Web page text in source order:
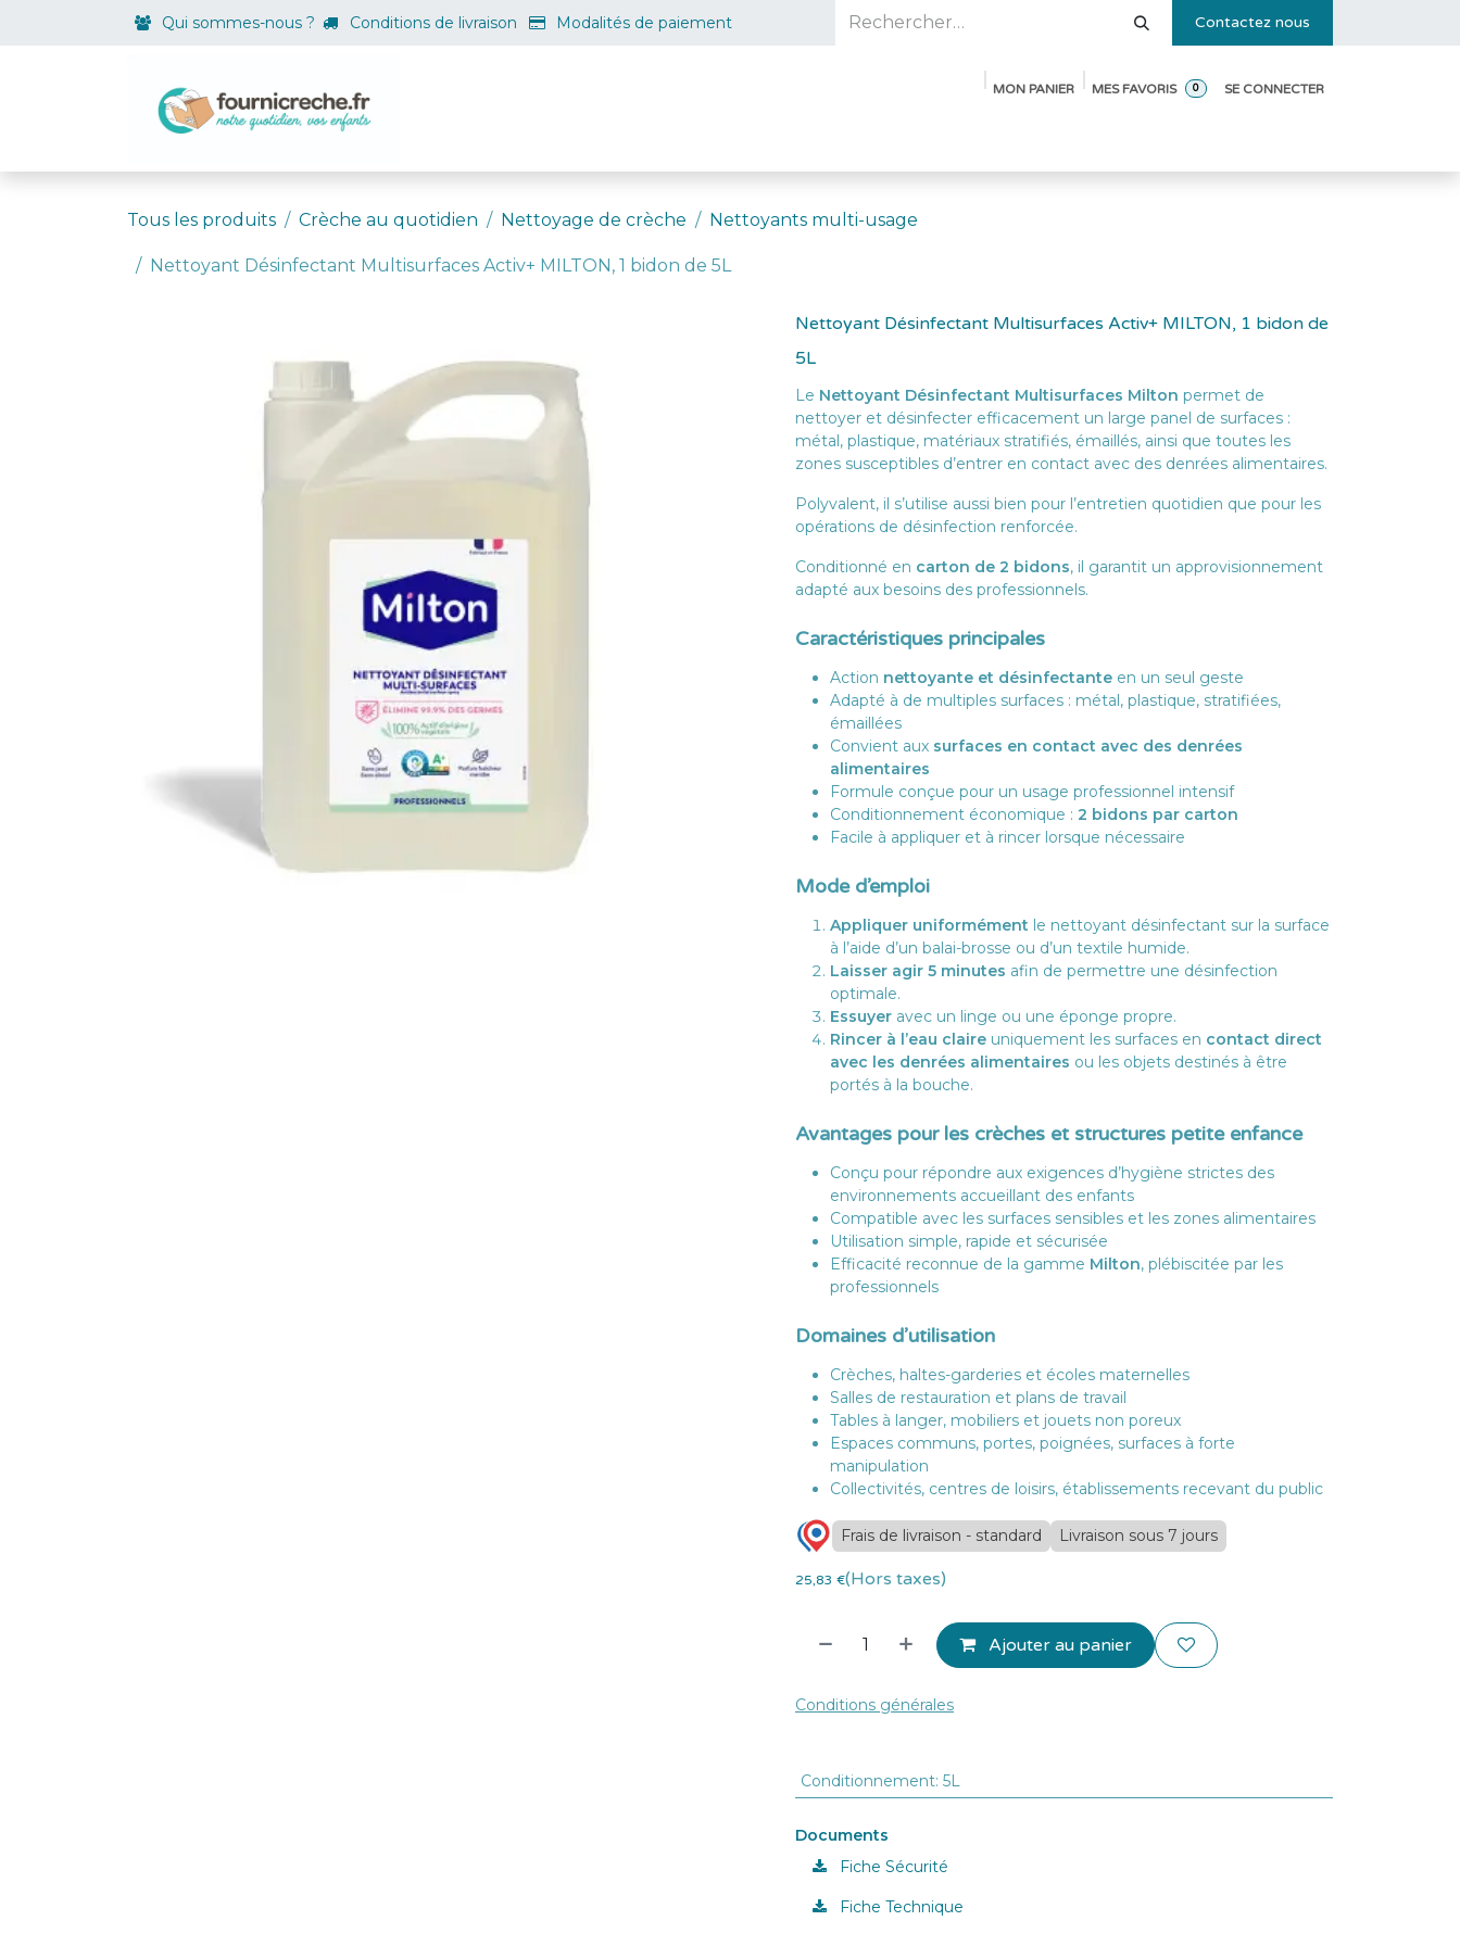
Se rendre au contenuQui sommes-nous ? Conditions de livraison Modalités de paiement Contactez nous
MON PANIER 0
MES FAVORIS SE CONNECTER
Tous les produits Crèche au quotidien Nettoyage de crèche Nettoyants multi-usage
Nettoyant Désinfectant Multisurfaces Activ+ MILTON, 1 bidon de 5L
Nettoyant Désinfectant Multisurfaces Activ+ MILTON, 1 bidon de
5L
Le Nettoyant Désinfectant Multisurfaces Milton permet de
nettoyer et désinfecter efficacement un large panel de surfaces :
métal, plastique, matériaux stratifiés, émaillés, ainsi que toutes les
zones susceptibles d’entrer en contact avec des denrées alimentaires.
Polyvalent, il s’utilise aussi bien pour l’entretien quotidien que pour les
opérations de désinfection renforcée.
Conditionné en carton de 2 bidons, il garantit un approvisionnement
adapté aux besoins des professionnels.
Caractéristiques principales
Action nettoyante et désinfectante en un seul geste
Adapté à de multiples surfaces : métal, plastique, stratifiées,
émaillées
Convient aux surfaces en contact avec des denrées
alimentaires
Formule conçue pour un usage professionnel intensif
Conditionnement économique : 2 bidons par carton
Facile à appliquer et à rincer lorsque nécessaire
Mode d’emploi
Appliquer uniformément le nettoyant désinfectant sur la surface
à l’aide d’un balai-brosse ou d’un textile humide.
Laisser agir 5 minutes afin de permettre une désinfection
optimale.
Essuyer avec un linge ou une éponge propre.
Rincer à l’eau claire uniquement les surfaces en contact direct
avec les denrées alimentaires ou les objets destinés à être
portés à la bouche.
Avantages pour les crèches et structures petite enfance
Conçu pour répondre aux exigences d’hygiène strictes des
environnements accueillant des enfants
Compatible avec les surfaces sensibles et les zones alimentaires
Utilisation simple, rapide et sécurisée
Efficacité reconnue de la gamme Milton, plébiscitée par les
professionnels
Domaines d’utilisation
Crèches, haltes-garderies et écoles maternelles
Salles de restauration et plans de travail
Tables à langer, mobiliers et jouets non poreux
Espaces communs, portes, poignées, surfaces à forte
manipulation
Collectivités, centres de loisirs, établissements recevant du public
Frais de livraison - standard Livraison sous 7 jours
25,83 €(Hors taxes)
Ajouter au panier
Conditions générales
Conditionnement: 5L
Documents
Fiche Sécurité
Fiche Technique